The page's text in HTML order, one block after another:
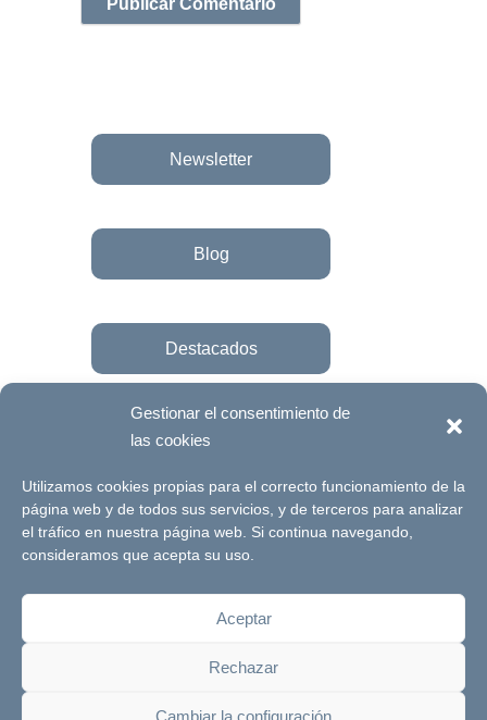
Gestionar el consentimiento de
las cookies
Utilizamos cookies propias para el correcto funcionamiento de la
página web y de todos sus servicios, y de terceros para analizar
el tráfico en nuestra página web. Si continua navegando,
consideramos que acepta su uso.
Aceptar
Rechazar
Cambiar la configuración
Newsletter
Blog
Destacados
Únete a la fundación
© Futuro Singular Córdoba 2017. Web
desarrollada por
Aviso Legal
Política de cookies
Canal de denuncias